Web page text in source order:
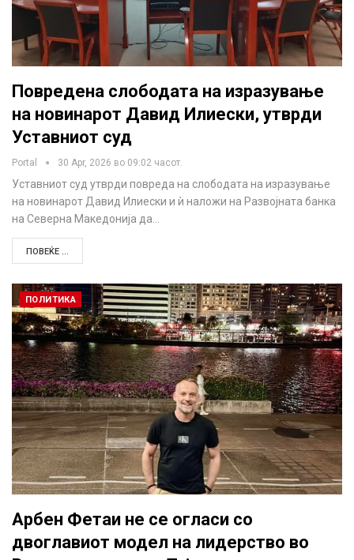
Повредена слободата на изразување
на новинарот Давид Илиески, утврди
Уставниот суд
Portal 30 Apr, 2026 во 09:02 часот.
Уставниот суд утврди повреда на слободата на изразување
на новинарот Давид Илиески и ѝ наложи на Развојната банка
на Северна Македонија да…
ПОВЕЌЕ ...
ПОЛИТИКА
Арбен Фетаи не се огласи со
двоглавиот модел на лидерство во